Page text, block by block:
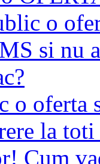
o
si nu
o oferta
la
Cum